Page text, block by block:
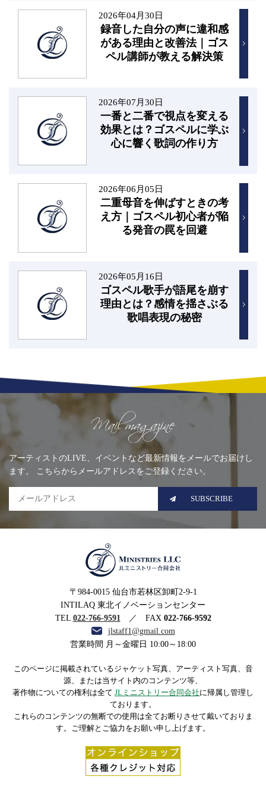
2026年04月30日
録音した自分の声に違和感
がある理由と改善法｜ゴス
ペル講師が教える解決策
2026年07月30日
一番と二番で視点を変える
効果とは？ゴスペルに学ぶ
心に響く歌詞の作り方
2026年06月05日
二重母音を伸ばすときの考
え方｜ゴスペル初心者が陥
る発音の罠を回避
2026年05月16日
ゴスペル歌手が語尾を崩す
理由とは？感情を揺さぶる
歌唱表現の秘密
アーティストのLIVE、イベントなど最新情報をメールでお届けし
ます。 こちらからメールアドレスをご登録ください。
SUBSCRIBE
ストリー合同会社
〒984-0015 仙台市若林区卸町2-9-1
INTILAQ 東北イノベーションセンター
TEL 022-766-9591 ／ FAX 022-766-9592
jlstaff1@gmail.com
営業時間 月～金曜日 10:00～18:00
このページに掲載されているジャケット写真、アーティスト写真、音
源、または当サイト内のコンテンツ等、
著作物についての権利は全て JLミニストリー合同会社に帰属し管理し
ております。
これらのコンテンツの無断での使用は全てお断りさせて戴いておりま
す。ご理解とご協力をお願い申し上げます。